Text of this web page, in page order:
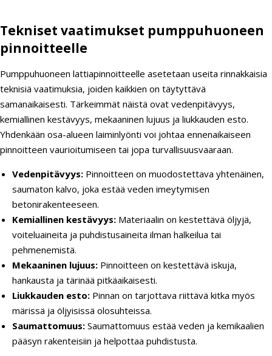
Tekniset vaatimukset pumppuhuoneen
pinnoitteelle
Pumppuhuoneen lattiapinnoitteelle asetetaan useita rinnakkaisia
teknisiä vaatimuksia, joiden kaikkien on täytyttävä
samanaikaisesti. Tärkeimmät näistä ovat vedenpitävyys,
kemiallinen kestävyys, mekaaninen lujuus ja liukkauden esto.
Yhdenkään osa-alueen laiminlyönti voi johtaa ennenaikaiseen
pinnoitteen vaurioitumiseen tai jopa turvallisuusvaaraan.
Vedenpitävyys: Pinnoitteen on muodostettava yhtenäinen,
saumaton kalvo, joka estää veden imeytymisen
betonirakenteeseen.
Kemiallinen kestävyys: Materiaalin on kestettävä öljyjä,
voiteluaineita ja puhdistusaineita ilman halkeilua tai
pehmenemistä.
Mekaaninen lujuus: Pinnoitteen on kestettävä iskuja,
hankausta ja tärinää pitkäaikaisesti.
Liukkauden esto: Pinnan on tarjottava riittävä kitka myös
märissä ja öljyisissä olosuhteissa.
Saumattomuus: Saumattomuus estää veden ja kemikaalien
pääsyn rakenteisiin ja helpottaa puhdistusta.